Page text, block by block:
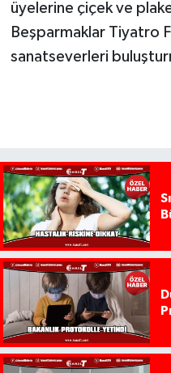
üyelerine çiçek ve
Beşparmaklar Tiyatro
sanatseverleri